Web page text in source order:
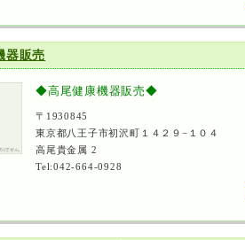
器販売
◆高尾健康機器販売◆
〒1930845
東京都八王子市初沢町１４２９−１０４
高尾貴金属 2
Tel:042-664-0928